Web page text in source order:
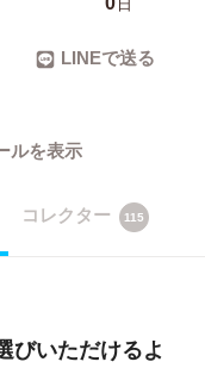
LINEで送る
ルを表示
コレクター 115
びいただけるよ